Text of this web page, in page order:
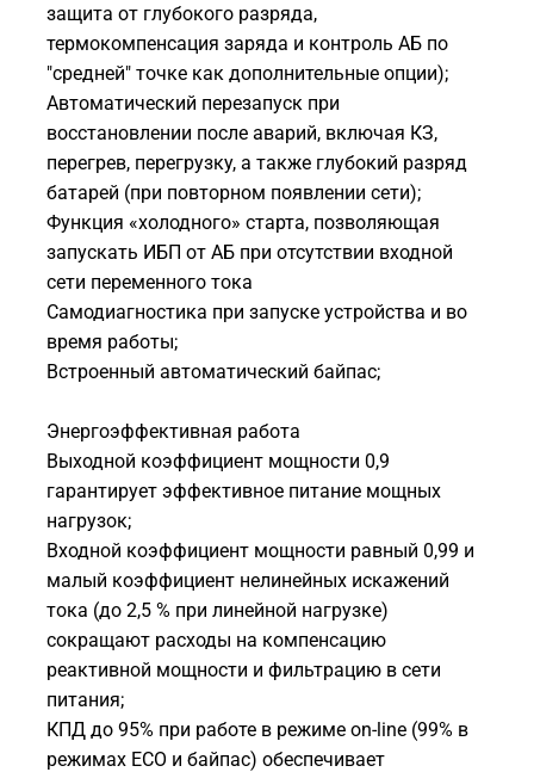
защита от глубокого разряда,
термокомпенсация заряда и контроль АБ по
"средней" точке как дополнительные опции);
Автоматический перезапуск при
восстановлении после аварий, включая КЗ,
перегрев, перегрузку, а также глубокий разряд
батарей (при повторном появлении сети);
Функция «холодного» старта, позволяющая
запускать ИБП от АБ при отсутствии входной
сети переменного тока
Самодиагностика при запуске устройства и во
время работы;
Встроенный автоматический байпас;
Энергоэффективная работа
Выходной коэффициент мощности 0,9
гарантирует эффективное питание мощных
нагрузок;
Входной коэффициент мощности равный 0,99 и
малый коэффициент нелинейных искажений
тока (до 2,5 % при линейной нагрузке)
сокращают расходы на компенсацию
реактивной мощности и фильтрацию в сети
питания;
КПД до 95% при работе в режиме on-line (99% в
режимах ECO и байпас) обеспечивает